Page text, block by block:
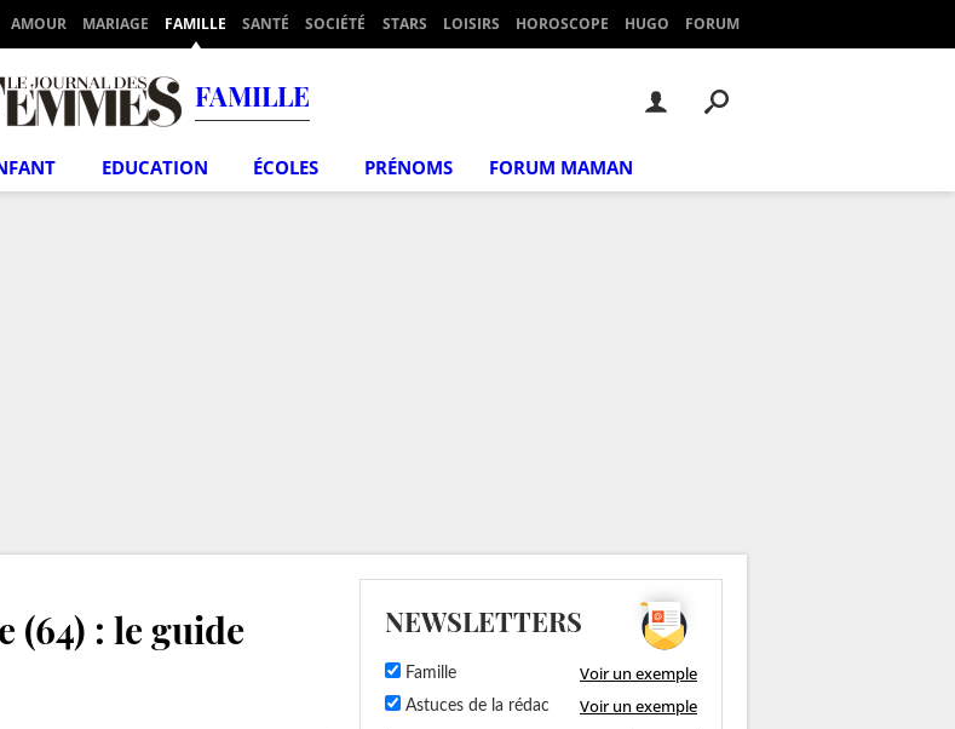
AMOUR MARIAGE FAMILLE SANTÉ SOCIÉTÉ STARS LOISIRS HOROSCOPE HUGO FORUM
FAMILLE
EDUCATION ÉCOLES PRÉNOMS FORUM MAMAN
(64) : le guide
NEWSLETTERS
Famille Voir un exemple
Astuces de la rédac Voir un exemple